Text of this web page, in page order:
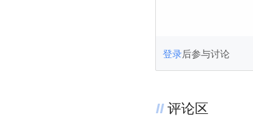
登录后参与讨论
评论区